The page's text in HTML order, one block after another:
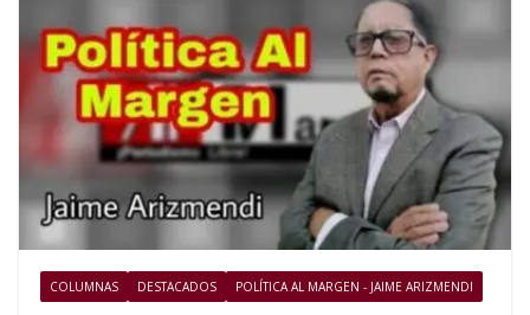
COLUMNAS DESTACADOS POLÍTICA AL MARGEN - JAIME ARIZMENDI